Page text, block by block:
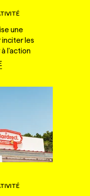
une
les
à l'action